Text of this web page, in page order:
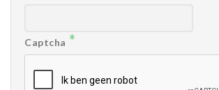
Captcha *